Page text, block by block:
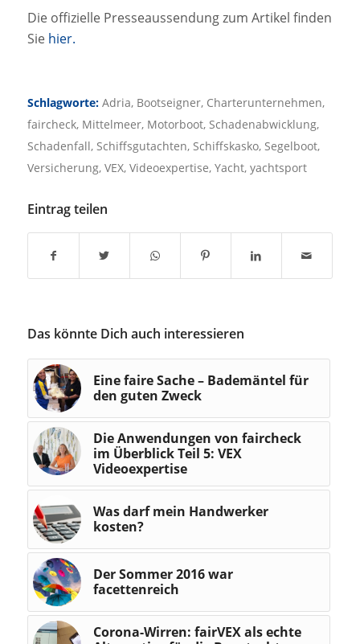
Die offizielle Presseaussendung zum Artikel finden
Sie hier.
Schlagworte: Adria, Bootseigner, Charterunternehmen,
faircheck, Mittelmeer, Motorboot, Schadenabwicklung,
Schadenfall, Schiffsgutachten, Schiffskasko, Segelboot,
Versicherung, VEX, Videoexpertise, Yacht, yachtsport
Eintrag teilen
Das könnte Dich auch interessieren
Eine faire Sache – Bademäntel für
den guten Zweck
Die Anwendungen von faircheck
im Überblick Teil 5: VEX
Videoexpertise
Was darf mein Handwerker
kosten?
Der Sommer 2016 war
facettenreich
Corona-Wirren: fairVEX als echte